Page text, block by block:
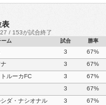
表
/ 153が試合終了
ーム 試合 勝率
3 67%
3 67%
ルーカFC 3 67%
3 67%
ダ・ナシオナル 3 67%